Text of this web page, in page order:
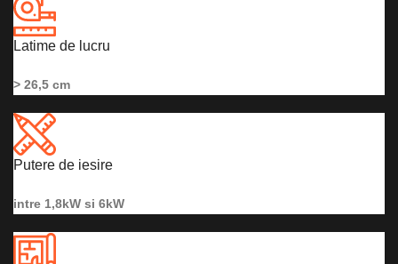
Latime de lucru
> 26,5 cm
Putere de iesire
intre 1,8kW si 6kW